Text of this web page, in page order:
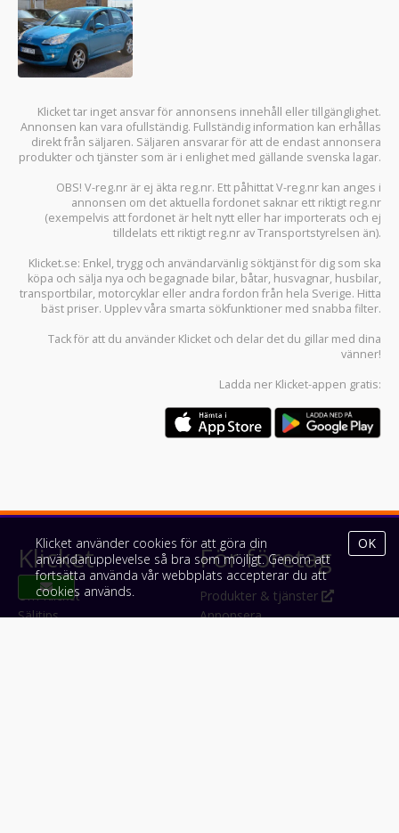
Klicket tar inget ansvar för annonsens innehåll eller tillgänglighet.
Annonsen kan vara ofullständig. Fullständig information kan erhållas
direkt från säljaren. Säljaren ansvarar för att de endast annonsera
produkter och tjänster som är i enlighet med gällande svenska lagar.
OBS! V-reg.nr är ej äkta reg.nr. Ett påhittat V-reg.nr kan anges i
annonsen om det aktuella fordonet saknar ett riktigt reg.nr
(exempelvis att fordonet är helt nytt eller har importerats och ej
tilldelats ett riktigt reg.nr av Transportstyrelsen än).
Klicket.se: Enkel, trygg och användarvänlig söktjänst för dig som ska
köpa och sälja nya och begagnade bilar, båtar, husvagnar, husbilar,
transportbilar, motorcyklar eller andra fordon från hela Sverige. Hitta
bäst priser. Upplev våra smarta sökfunktioner med snabba filter.
Tack för att du använder Klicket och delar det du gillar med dina
vänner!
Ladda ner Klicket-appen gratis:
Klicket
Om Klicket
Säljtips
För företag
Produkter & tjänster
Annonsera
Klicket använder cookies för att göra din
användarupplevelse så bra som möjligt. Genom att
fortsätta använda vår webbplats accepterar du att
cookies används.
OK